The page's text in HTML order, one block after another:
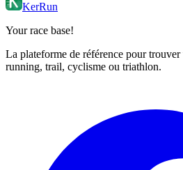
KerRun
Your race base!
La plateforme de référence pour
running, trail, cyclisme ou triathlon.